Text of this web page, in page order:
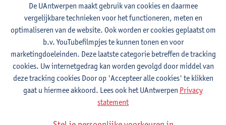
Accountancy
1E/2E SEM
6studiepunten
Lesgever(s):
Tom Van Caneghem Christine Lippens
Domein 6. Kwantitatieve methoden
Beschrijvende statistiek en kansrekenen
2E SEM
3studiepunten
Stephan Van der Veeken
De UAntwerpen maakt gebruik van cookies en daarmee
vergelijkbare technieken voor het functioneren, meten en
optimaliseren van de website. Ook worden er cookies geplaatst om
b.v. YouTubefilmpjes te kunnen tonen en voor
marketingdoeleinden. Deze laatste categorie betreffen de tracking
cookies. Uw internetgedrag kan worden gevolgd door middel van
deze tracking cookies Door op 'Accepteer alle cookies' te klikken
gaat u hiermee akkoord. Lees ook het UAntwerpen Privacy
statement